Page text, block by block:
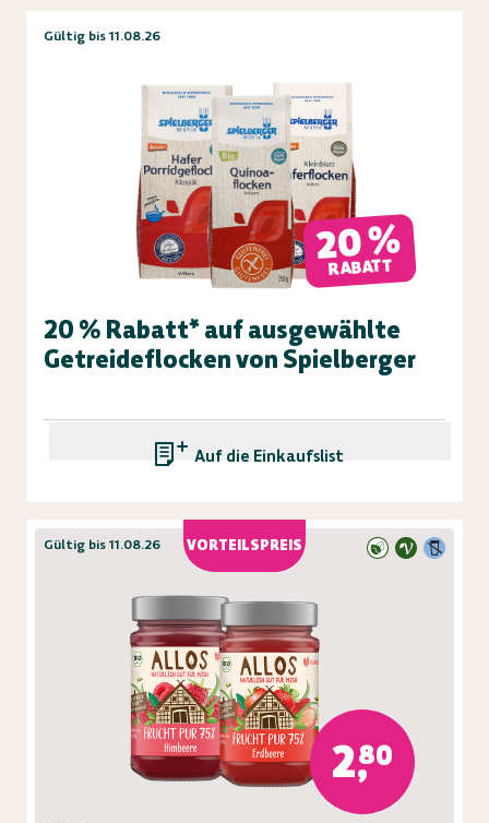
Gültig bis 11.08.26
20 %
RABATT
20 % Rabatt* auf ausgewählte
Getreideflocken von Spielberger
Auf die Einkaufsliste
VORTEILSPREIS
Gültig bis 11.08.26
2,80